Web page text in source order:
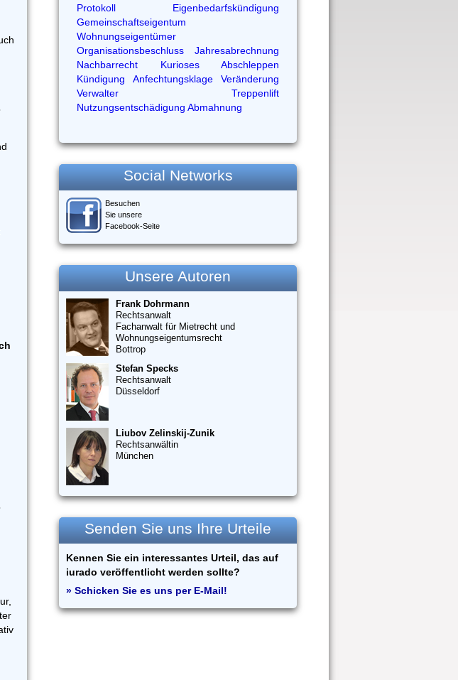
Protokoll
Eigenbedarfskündigung
Gemeinschaftseigentum
Wohnungseigentümer
Organisationsbeschluss
Jahresabrechnung
Nachbarrecht
Kurioses
Abschleppen
Kündigung
Anfechtungsklage
Veränderung
Verwalter
Treppenlift
Nutzungsentschädigung Abmahnung
Social Networks
Besuchen
Sie unsere
Facebook-Seite
Unsere Autoren
Frank Dohrmann
Rechtsanwalt
Fachanwalt für Mietrecht und
Wohnungseigentumsrecht
Bottrop
Stefan Specks
Rechtsanwalt
Düsseldorf
Liubov Zelinskij-Zunik
Rechtsanwältin
München
Senden Sie uns Ihre Urteile
Kennen Sie ein interessantes Urteil, das auf
iurado veröffentlicht werden sollte?
» Schicken Sie es uns per E-Mail!